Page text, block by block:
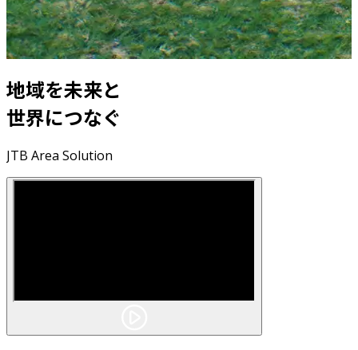
地域を未来と
世界につなぐ
JTB Area Solution
地域を未来と
世界につなぐ
JTB Area Solution
地域を未来と
世界につなぐ
JTB Area Solution
地域を未来と
世界につなぐ
JTB Area Solution